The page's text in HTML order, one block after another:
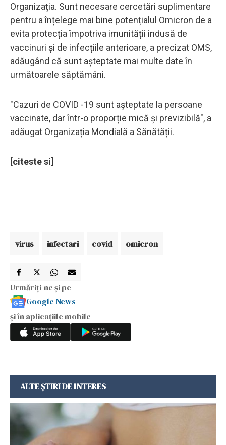
Organizația. Sunt necesare cercetări suplimentare
pentru a înțelege mai bine potențialul Omicron de a
evita protecția împotriva imunității indusă de
vaccinuri și de infecțiile anterioare, a precizat OMS,
adăugând că sunt așteptate mai multe date în
următoarele săptămâni.
"Cazuri de COVID -19 sunt așteptate la persoane
vaccinate, dar într-o proporție mică și previzibilă", a
adăugat Organizația Mondială a Sănătății.
[citeste si]
virus infectari covid omicron
Urmăriți-ne și pe
Google News
și în aplicațiile mobile
ALTE ȘTIRI DE INTERES